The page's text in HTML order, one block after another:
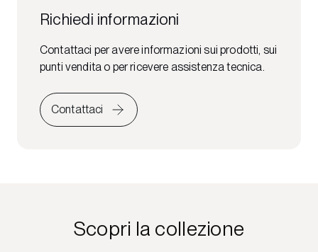
Richiedi informazioni
Contattaci per avere informazioni sui prodotti, sui
punti vendita o per ricevere assistenza tecnica.
Contattaci
Scopri la collezione